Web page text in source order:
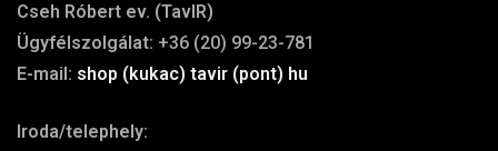
Cseh Róbert ev. (TavIR)
Ügyfélszolgálat: +36 (20) 99-23-781
E-mail: shop (kukac) tavir (pont) hu
Iroda/telephely: